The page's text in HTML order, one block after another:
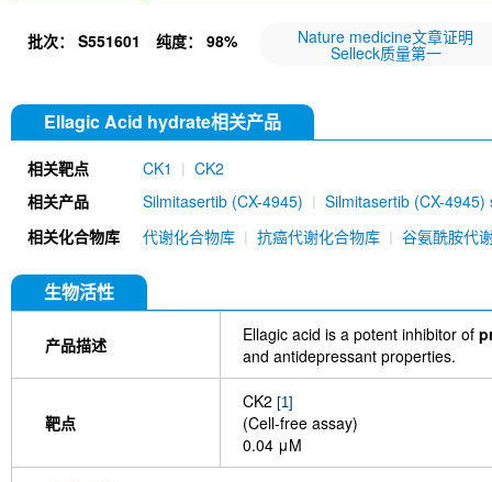
批次： S551601 纯度： 98% Nature medicine文章证明
Selleck质量第一
Ellagic Acid hydrate相关产品
相关靶点 CK1
CK2
相关产品
Silmitasertib (CX-4945)
Silmitasertib (CX-4945)
相关化合物库 代谢化合物库 抗癌代谢化合物库 谷氨酰胺代
生物活性
产品描述 Ellagic acid is a potent inhibitor of
and antidepressant properties.
靶点
CK2 [1]
(Cell-free assay)
0.04 μM